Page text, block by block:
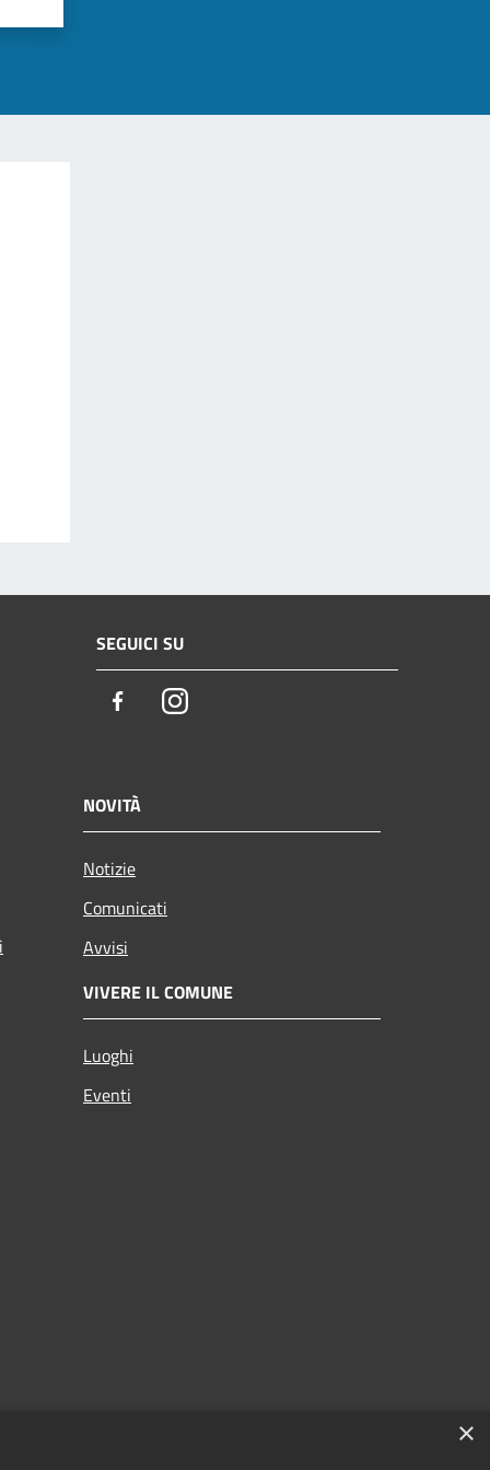
SEGUICI SU
FacebookInstagram
NOVITÀ
Notizie
Comunicati
Avvisi
VIVERE IL COMUNE
Luoghi
Eventi
×